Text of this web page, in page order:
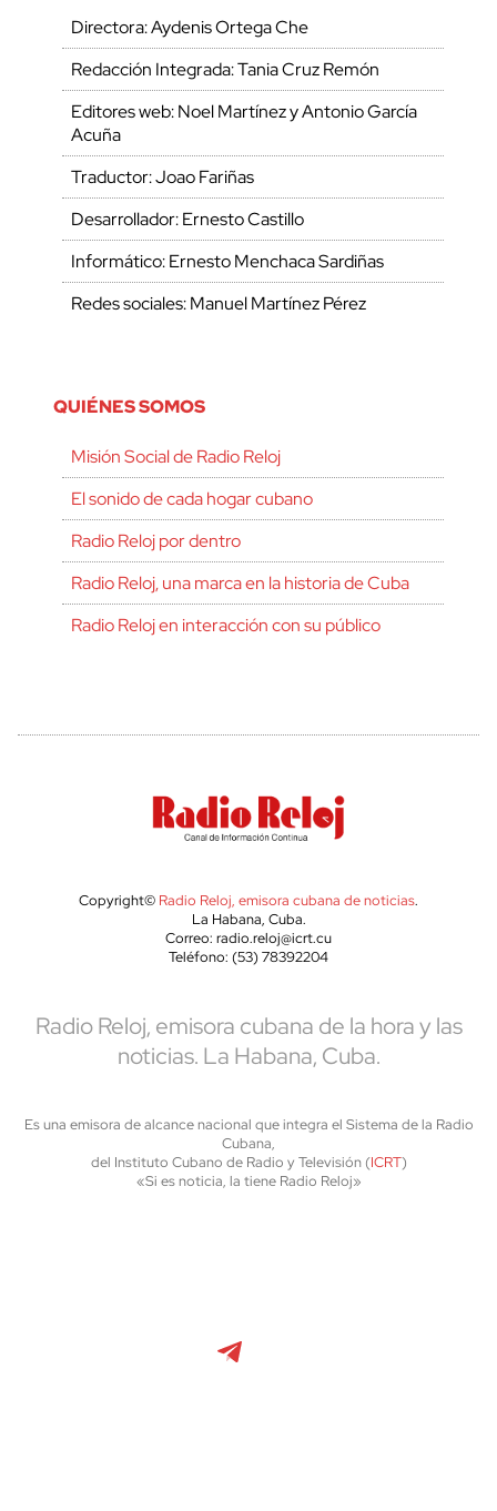
Directora: Aydenis Ortega Che
Redacción Integrada: Tania Cruz Remón
Editores web: Noel Martínez y Antonio García
Acuña
Traductor: Joao Fariñas
Desarrollador: Ernesto Castillo
Informático: Ernesto Menchaca Sardiñas
Redes sociales: Manuel Martínez Pérez
QUIÉNES SOMOS
Misión Social de Radio Reloj
El sonido de cada hogar cubano
Radio Reloj por dentro
Radio Reloj, una marca en la historia de Cuba
Radio Reloj en interacción con su público
Copyright© Radio Reloj, emisora cubana de noticias.
La Habana, Cuba.
Correo: radio.reloj@icrt.cu
Teléfono: (53) 78392204
Radio Reloj, emisora cubana de la hora y las
noticias. La Habana, Cuba.
Es una emisora de alcance nacional que integra el Sistema de la Radio
Cubana,
del Instituto Cubano de Radio y Televisión (ICRT)
«Si es noticia, la tiene Radio Reloj»